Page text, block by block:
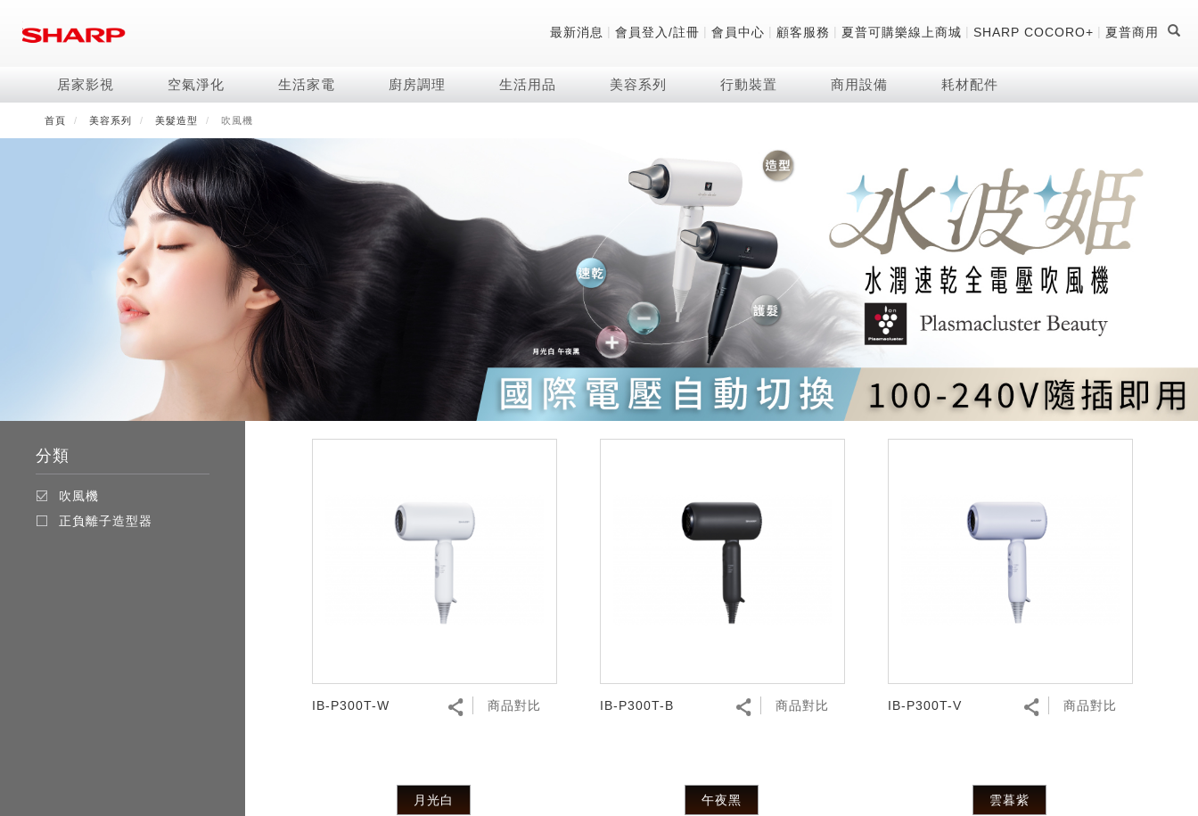
最新消息 | 會員登入/註冊 | 會員中心 | 顧客服務 | 夏普可購樂線上商城 | SHARP COCORO+ | 夏普商用
居家影視 空氣淨化 生活家電 廚房調理 生活用品 美容系列 行動裝置 商用設備 耗材配件
電視/顯示器系列
AQUOS XLED
AQUOS QLED
AQUOS 4K UHD
AQUOS 2K FHD
影音週邊
藍牙音響
8K影像技術展現
空氣淨化系列
Purefit空氣美學機
AIoT智慧空氣清淨機
水活力空氣清淨機
自動除菌離子產生器
冷暖空調系列
冷暖型
AIoT智慧空調
冷專型
故障代碼查詢
AIoT智慧聯網除濕機
乾淨方美學除濕機
新型冠狀病毒抑制實證
自動除菌離子實證
J-TECH空調技術
空氣清淨機結合捕蚊技術
自動除菌離子技術
DC直流馬達立扇
3D清淨循環扇
暖風系列
多功能暖烘機 PCI 自動除菌離子
冰箱系列
五門(左右開)
技術
冰箱系列介紹
四門對開除菌冰箱
左右開除菌冰箱
直立變頻洗衣機
超音波清洗棒
羽量級無線快充吸塵器
無孔槽洗衣機
水波爐
AIoT智慧水波爐
烹飪
AIoT智慧零水鍋
零水鍋
咖啡機
Soda Presso氣泡水機
超淨系列淨水器
FAQ
iBarista 智慧咖啡機
零水鍋
水波爐
照明系列 鞋體保養系列
高科技鞋履賦活器 TEKION COOLER 科技酷冷袋
美容保濕
水活力美容保濕器
美髮造型
吹風機
正負離子造型器
美容家電
商用解決方案
觸控式電子白板
DirectView LED
商用微波爐
商用空氣清淨機
首頁 美容系列 美髮造型 吹風機
分類
吹風機
正負離子造型器
IB-P300T-W 商品對比
月光白
IB-P300T-B 商品對比
午夜黑
IB-P300T-V 商品對比
雲暮紫